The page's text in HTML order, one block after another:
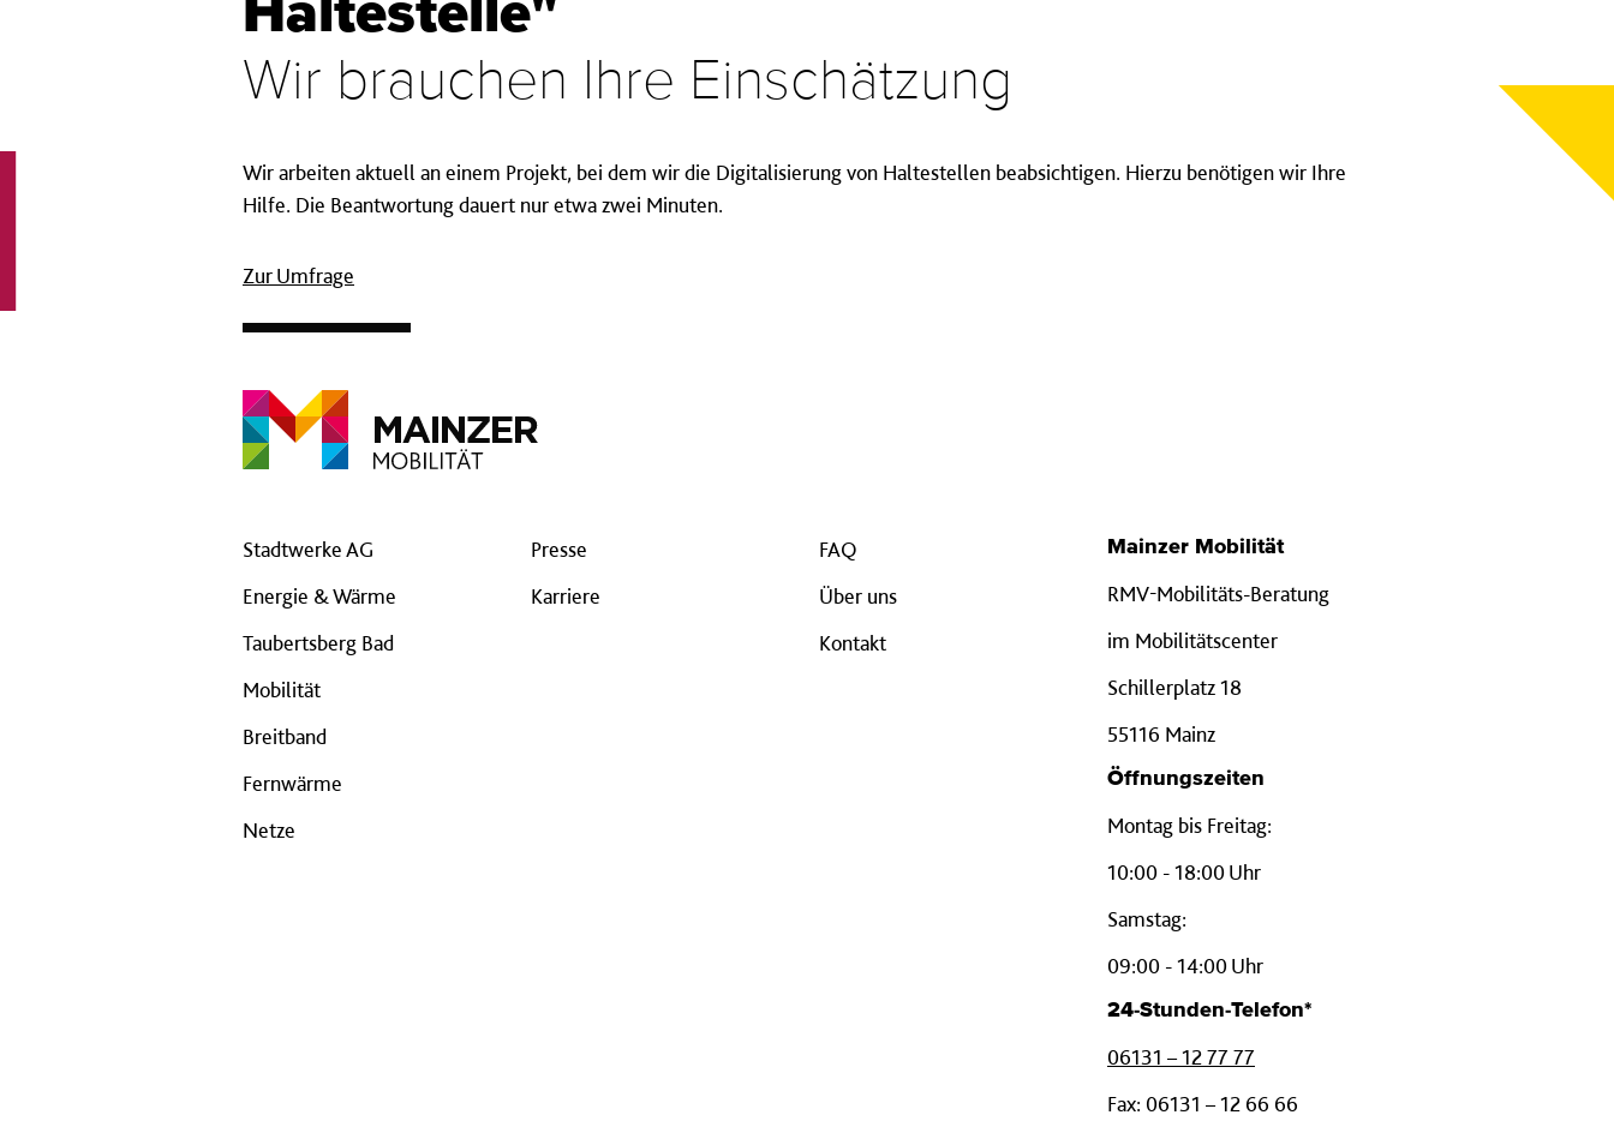
Haltestelle"
Wir brauchen Ihre Einschätzung
Wir arbeiten aktuell an einem Projekt, bei dem wir die Digitalisierung von Haltestellen beabsichtigen. Hierzu benötigen wir Ihre
Hilfe. Die Beantwortung dauert nur etwa zwei Minuten.
Zur Umfrage
Stadtwerke AG
Energie & Wärme
Taubertsberg Bad
Mobilität
Breitband
Fernwärme
Netze
Presse
Karriere
FAQ
Über uns
Kontakt
Mainzer Mobilität
RMV-Mobilitäts-Beratung
im Mobilitätscenter
Schillerplatz 18
55116 Mainz
Öffnungszeiten
Montag bis Freitag:
10:00 - 18:00 Uhr
Samstag:
09:00 - 14:00 Uhr
24-Stunden-Telefon*
06131 – 12 77 77
Fax: 06131 – 12 66 66